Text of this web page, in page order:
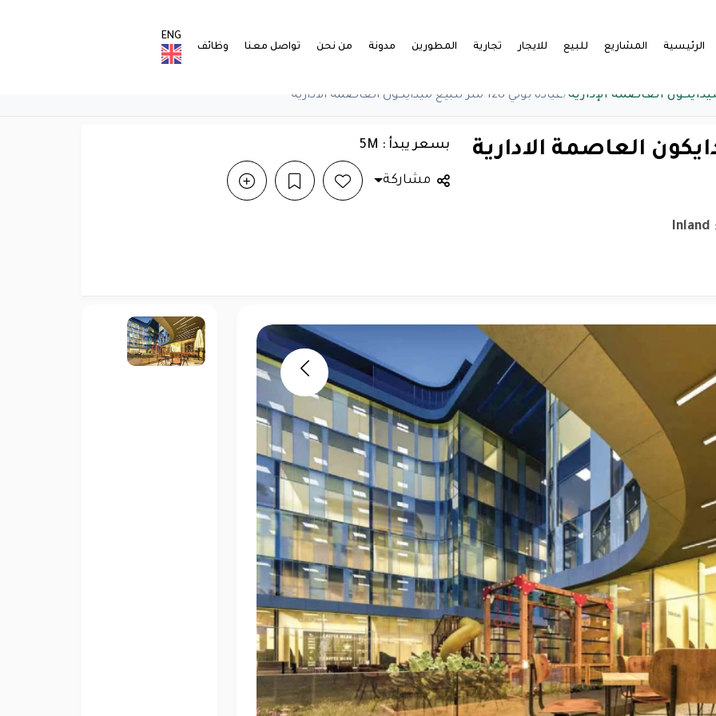
الرئيسية المشاريع للبيع للايجار تجارية المطورين مدونة من نحن تواصل معنا وظائف
ENG
العاصمة الإدارية/عيادة بولي 128 متر للبيع ميدايكون العاصمة الادارية
Inland
بسعر يبدأ : 5M
مشاركة
Previous